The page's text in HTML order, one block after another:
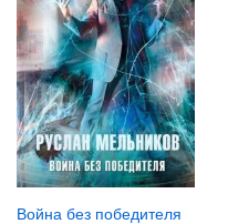
Война без победителя